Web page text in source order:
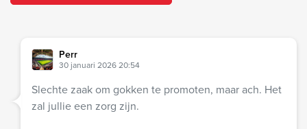
Perr
30 januari 2026 20:54
Slechte zaak om gokken te promoten, maar ach. Het
zal jullie een zorg zijn.